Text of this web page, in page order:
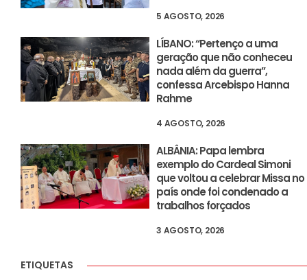
5 AGOSTO, 2026
LÍBANO: “Pertenço a uma
geração que não conheceu
nada além da guerra”,
confessa Arcebispo Hanna
Rahme
4 AGOSTO, 2026
ALBÂNIA: Papa lembra
exemplo do Cardeal Simoni
que voltou a celebrar Missa no
país onde foi condenado a
trabalhos forçados
3 AGOSTO, 2026
ETIQUETAS